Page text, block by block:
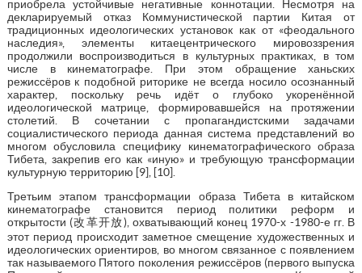
приобрела устойчивые негативные коннотации. Несмотря на
декларируемый отказ Коммунистической партии Китая от
традиционных идеологических установок как от «феодального
наследия», элементы китаецентрического мировоззрения
продолжили воспроизводиться в культурных практиках, в том
числе в кинематографе. При этом обращение ханьских
режиссёров к подобной риторике не всегда носило осознанный
характер, поскольку речь идёт о глубоко укоренённой
идеологической матрице, формировавшейся на протяжении
столетий. В сочетании с пропагандистскими задачами
социалистического периода данная система представлений во
многом обусловила специфику кинематографического образа
Тибета, закрепив его как «иную» и требующую трансформации
культурную территорию [9], [10].
Третьим этапом трансформации образа Тибета в китайском
кинематографе становится период политики реформ и
открытости (改革开放), охватывающий конец 1970-х -1980-е гг. В
этот период происходит заметное смещение художественных и
идеологических ориентиров, во многом связанное с появлением
так называемого Пятого поколения режиссёров (первого выпуска